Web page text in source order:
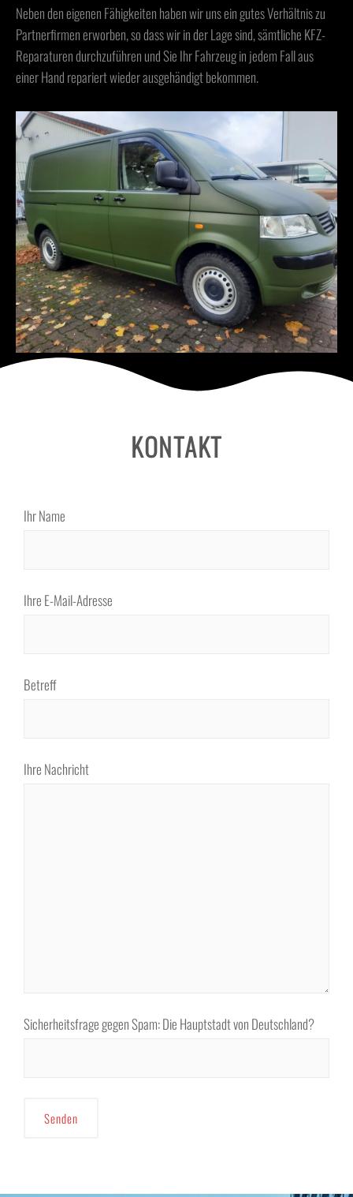
Neben den eigenen Fähigkeiten haben wir uns ein gutes Verhältnis zu
Partnerfirmen erworben, so dass wir in der Lage sind, sämtliche KFZ-
Reparaturen durchzuführen und Sie Ihr Fahrzeug in jedem Fall aus
einer Hand repariert wieder ausgehändigt bekommen.
KONTAKT
Ihr Name
Ihre E-Mail-Adresse
Betreff
Ihre Nachricht
Sicherheitsfrage gegen Spam: Die Hauptstadt von Deutschland?